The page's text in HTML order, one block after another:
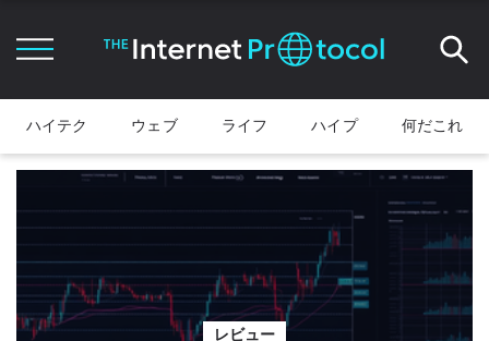
ハイテク ウェブ ライフ ハイプ 何だこれ
レビュー